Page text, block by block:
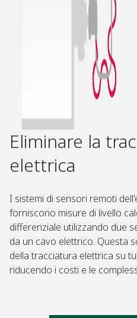
Eliminare la
elettrica​
I sistemi di sensori remoti
forniscono misure di livello
differenziale utilizzando due
da un cavo elettrico. Questa
della tracciatura elettrica su
riducendo i costi e le